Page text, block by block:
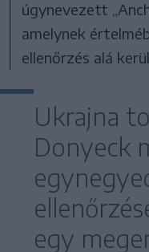
úgynevezett
amelynek
ellenőrzés alá
Ukrajna
Donyeck
egy